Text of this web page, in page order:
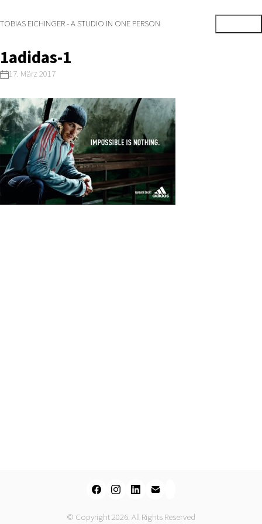
TOBIAS EICHINGER - A STUDIO IN ONE PERSON
1adidas-1
17. März 2017
© Copyright 2026. All Rights Reserved